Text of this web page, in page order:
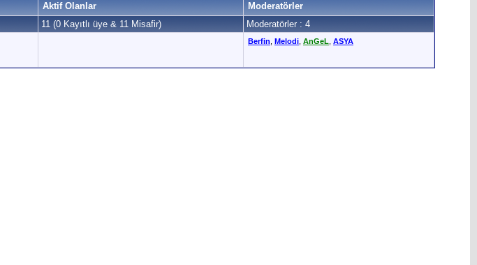
Aktif Olanlar
Moderatörler
11 (0 Kayıtlı üye & 11 Misafir) Moderatörler : 4
Berfin Melodi AnGeL ASYA